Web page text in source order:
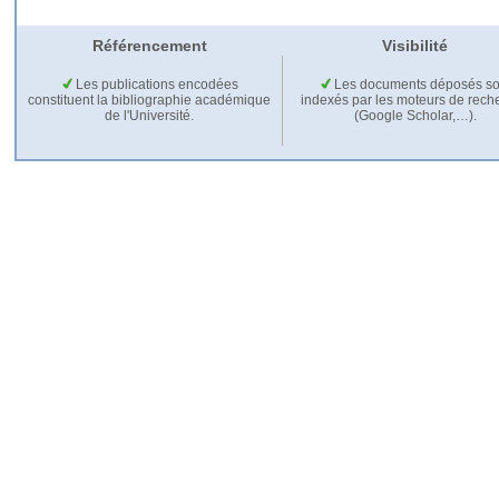
Référencement Visibilité
Les publications encodées
constituent la bibliographie académique
de l'Université.
Les documents déposés
indexés par les moteurs de
(Google Scholar,…).